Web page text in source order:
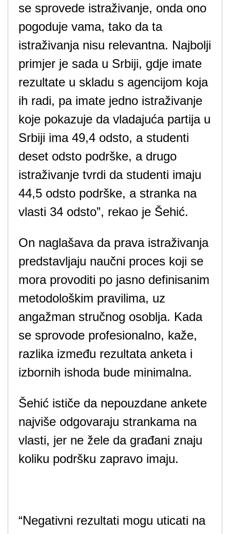
se sprovede istraživanje, onda ono
pogoduje vama, tako da ta
istraživanja nisu relevantna. Najbolji
primjer je sada u Srbiji, gdje imate
rezultate u skladu s agencijom koja
ih radi, pa imate jedno istraživanje
koje pokazuje da vladajuća partija u
Srbiji ima 49,4 odsto, a studenti
deset odsto podrške, a drugo
istraživanje tvrdi da studenti imaju
44,5 odsto podrške, a stranka na
vlasti 34 odsto”, rekao je Šehić.
On naglašava da prava istraživanja
predstavljaju naučni proces koji se
mora provoditi po jasno definisanim
metodološkim pravilima, uz
angažman stručnog osoblja. Kada
se sprovode profesionalno, kaže,
razlika između rezultata anketa i
izbornih ishoda bude minimalna.
Šehić ističe da nepouzdane ankete
najviše odgovaraju strankama na
vlasti, jer ne žele da građani znaju
koliku podršku zapravo imaju.
“Negativni rezultati mogu uticati na